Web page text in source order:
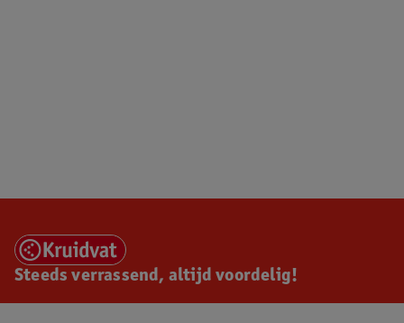
Steeds verrassend, altijd voordelig!